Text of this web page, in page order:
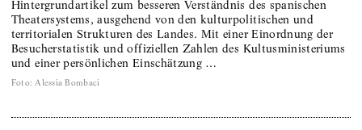
Hintergrundartikel zum besseren Verständnis des spanischen
Theatersystems, ausgehend von den kulturpolitischen und
territorialen Strukturen des Landes. Mit einer Einordnung der
Besucherstatistik und offiziellen Zahlen des Kultusministeriums
und einer persönlichen Einschätzung …
Foto: Alessia Bombaci